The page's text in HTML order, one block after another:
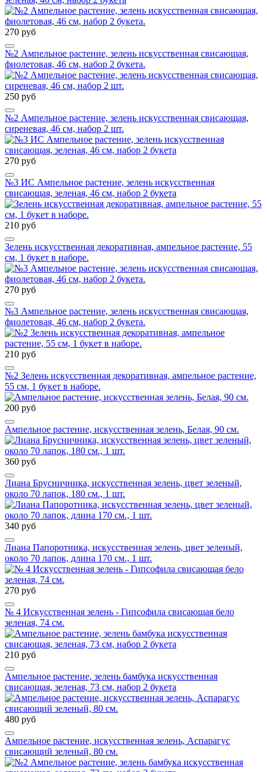
270 руб
№2 Ампельное растение, зелень искусственная свисающая,
фиолетовая, 46 см, набор 2 букета.
250 руб
№2 Ампельное растение, зелень искусственная свисающая,
сиреневая, 46 см, набор 2 шт.
270 руб
№3 ИС Ампельное растение, зелень искусственная
свисающая, зеленая, 46 см, набор 2 букета
210 руб
Зелень искусственная декоративная, ампельное растение, 55
см, 1 букет в наборе.
270 руб
№3 Ампельное растение, зелень искусственная свисающая,
фиолетовая, 46 см, набор 2 букета.
210 руб
№2 Зелень искусственная декоративная, ампельное растение,
55 см, 1 букет в наборе.
200 руб
Ампельное растение, искусственная зелень, Белая, 90 см.
360 руб
Лиана Брусничника, искусственная зелень, цвет зеленый,
около 70 лапок, 180 см., 1 шт.
340 руб
Лиана Папоротника, искусственная зелень, цвет зеленый,
около 70 лапок, длина 170 см., 1 шт.
270 руб
№ 4 Искусственная зелень - Гипсофила свисающая бело
зеленая, 74 см.
210 руб
Ампельное растение, зелень бамбука искусственная
свисающая, зеленая, 73 см, набор 2 букета
480 руб
Ампельное растение, искусственная зелень, Аспарагус
свисающий зеленый, 80 см.